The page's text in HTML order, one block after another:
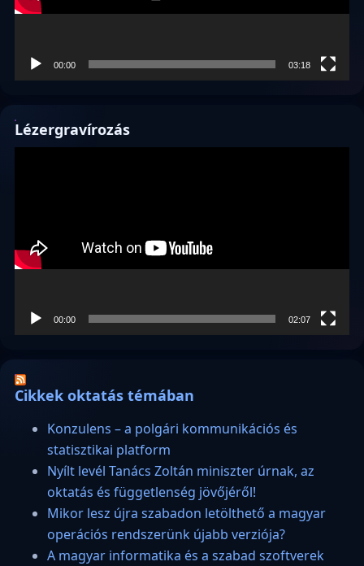
00:00 03:18
Lézergravírozás
00:00 02:07
Cikkek oktatás témában
Konzulens – a polgári kommunikációs és
statisztikai platform
Nyílt levél Tanács Zoltán miniszter úrnak, az
oktatás és függetlenség jövőjéről!
Mikor lesz újra szabadon letölthető a magyar
operációs rendszerünk újabb verziója?
A magyar informatika és a szabad szoftverek